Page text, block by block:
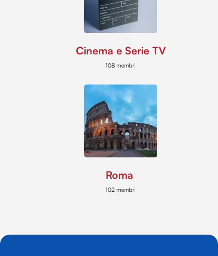
Cinema e Serie TV
108 membri
Roma
102 membri